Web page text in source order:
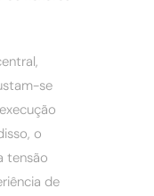
se
o
tensão
de